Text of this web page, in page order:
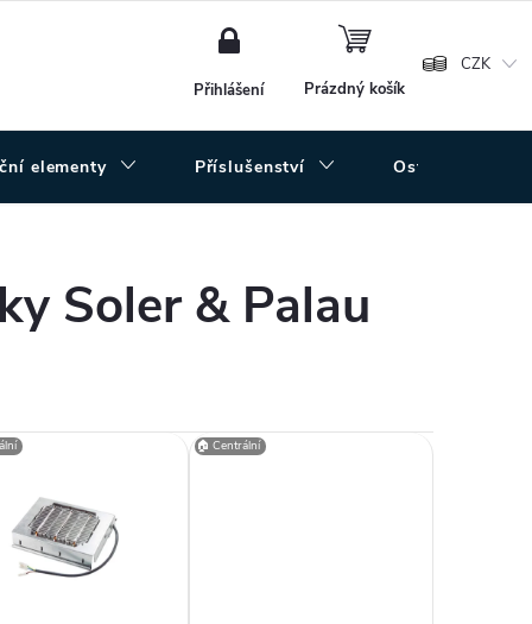
CZK
Přihlášení
NÁKUPNÍ
Prázdný košík
elementy Příslušenství Ostatní
Soler & Palau
🏠 Centrální